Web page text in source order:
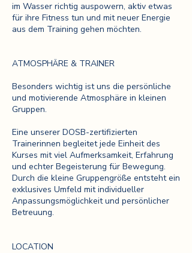
im Wasser richtig auspowern, aktiv etwas
für ihre Fitness tun und mit neuer Energie
aus dem Training gehen möchten.
ATMOSPHÄRE & TRAINER
Besonders wichtig ist uns die persönliche
und motivierende Atmosphäre in kleinen
Gruppen.
Eine unserer DOSB-zertifizierten
Trainerinnen begleitet jede Einheit des
Kurses mit viel Aufmerksamkeit, Erfahrung
und echter Begeisterung für Bewegung.
Durch die kleine Gruppengröße entsteht ein
exklusives Umfeld mit individueller
Anpassungsmöglichkeit und persönlicher
Betreuung.
LOCATION